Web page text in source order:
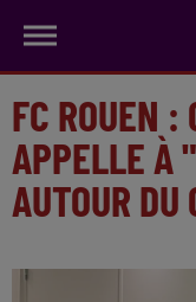
FC ROUEN :
APPELLE À
AUTOUR DU